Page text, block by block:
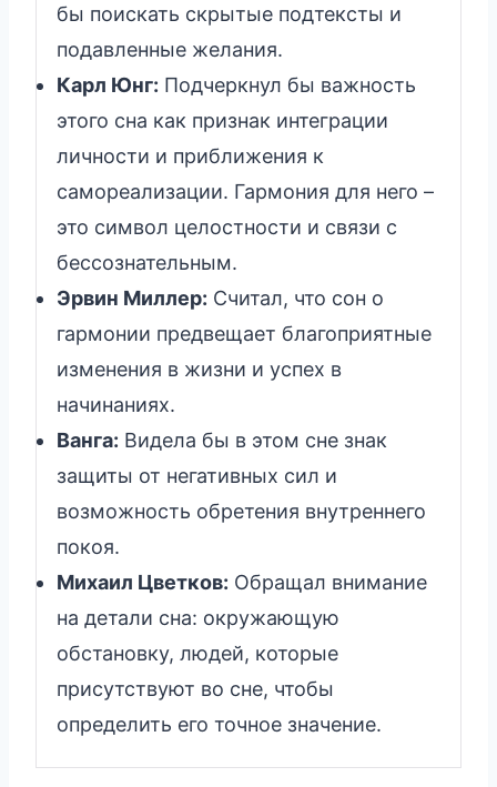
бы поискать скрытые подтексты и
подавленные желания.
Карл Юнг: Подчеркнул бы важность
этого сна как признак интеграции
личности и приближения к
самореализации. Гармония для него –
это символ целостности и связи с
бессознательным.
Эрвин Миллер: Считал, что сон о
гармонии предвещает благоприятные
изменения в жизни и успех в
начинаниях.
Ванга: Видела бы в этом сне знак
защиты от негативных сил и
возможность обретения внутреннего
покоя.
Михаил Цветков: Обращал внимание
на детали сна: окружающую
обстановку, людей, которые
присутствуют во сне, чтобы
определить его точное значение.